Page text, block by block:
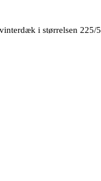
i størrelsen 225/